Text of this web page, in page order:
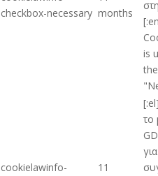
checkbox-necessary months
is
cookielawinfo-
11
το